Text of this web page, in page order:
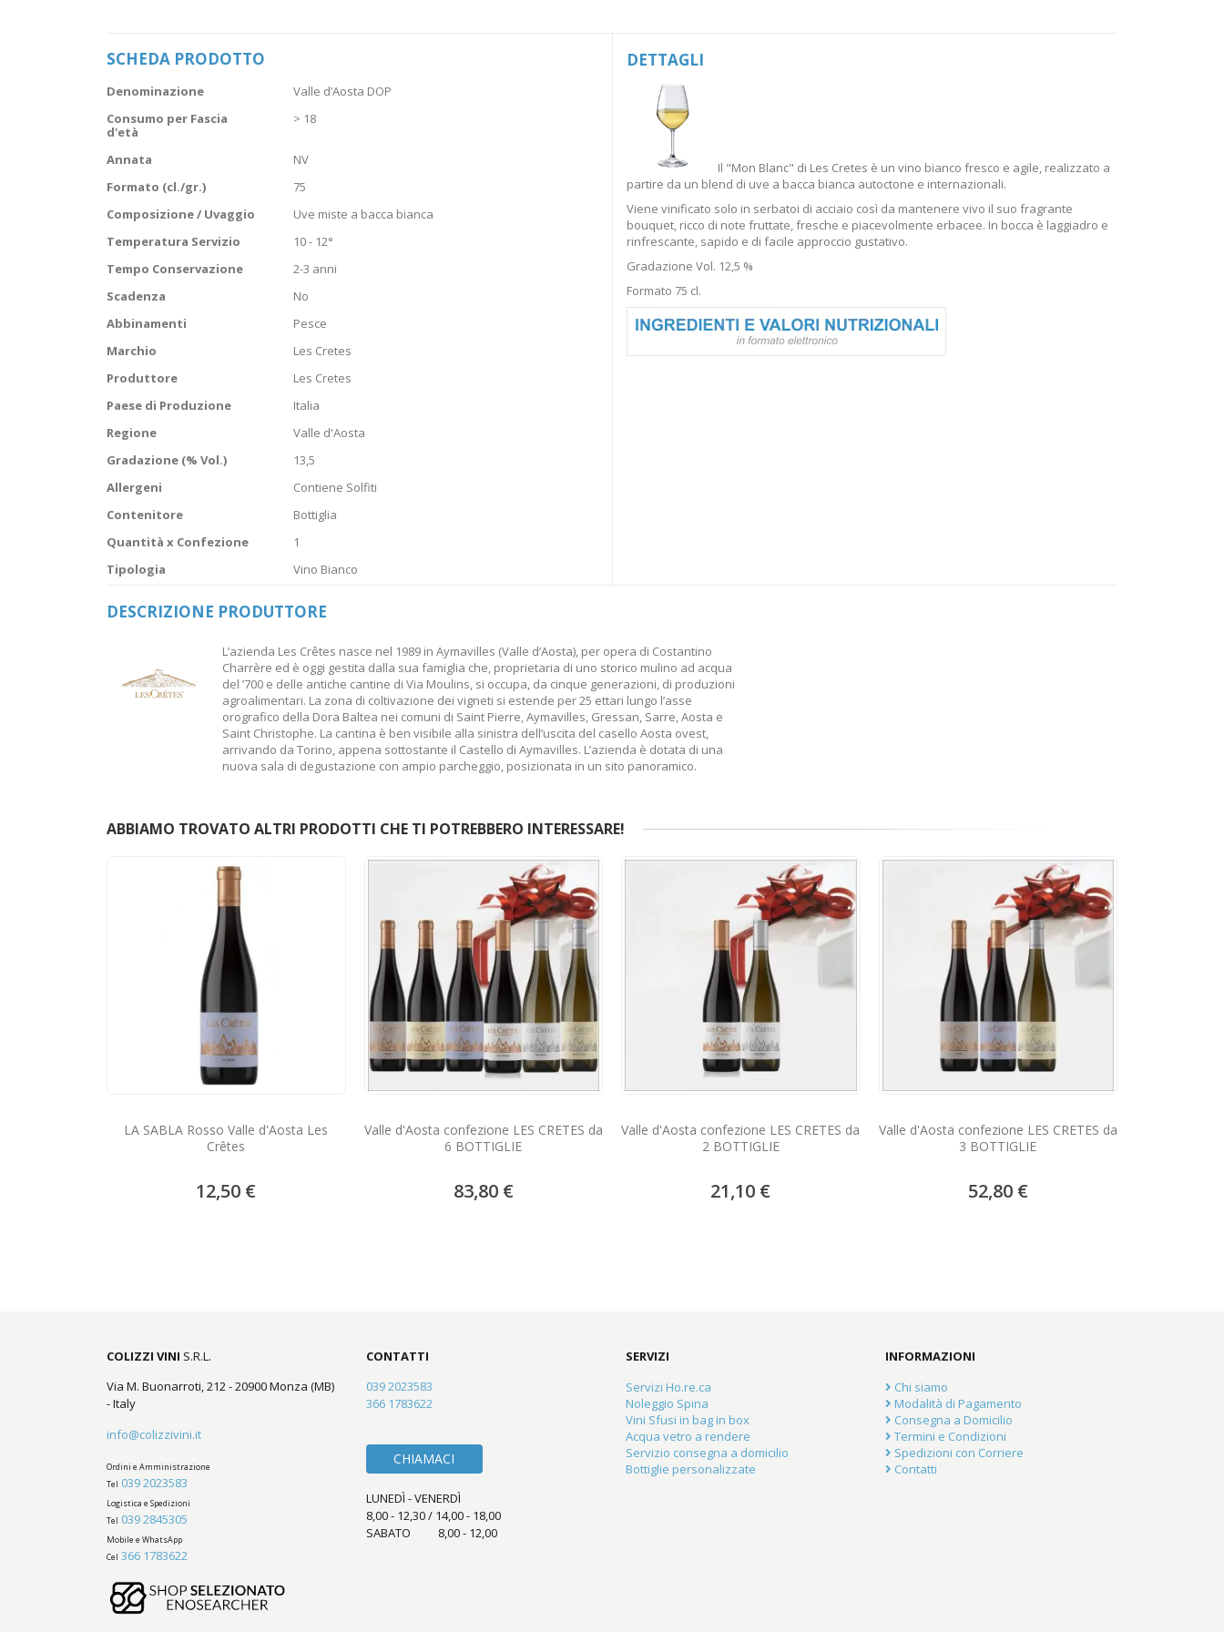
galleria
immagini
SCHEDA PRODOTTO
Scheda
Denominazione
Valle d’Aosta DOP
Consumo per Fascia
d'età
> 18
Annata
NV
Formato (cl./gr.)
75
Composizione / Uvaggio
Uve miste a bacca bianca
Temperatura Servizio
10 - 12°
Tempo Conservazione
2-3 anni
Scadenza
No
Abbinamenti
Pesce
Marchio
Les Cretes
Produttore
Les Cretes
Paese di Produzione
Italia
Regione
Valle d'Aosta
Gradazione (% Vol.)
13,5
Allergeni
Contiene Solfiti
Contenitore
Bottiglia
Quantità x Confezione
1
Tipologia
Vino Bianco
DETTAGLI
Il "Mon Blanc" di Les Cretes è un vino bianco fresco e agile, realizzato a
partire da un blend di uve a bacca bianca autoctone e internazionali.
Viene vinificato solo in serbatoi di acciaio così da mantenere vivo il suo fragrante
bouquet, ricco di note fruttate, fresche e piacevolmente erbacee. In bocca è laggiadro e
rinfrescante, sapido e di facile approccio gustativo.
Gradazione Vol. 12,5 %
Formato 75 cl.
DESCRIZIONE PRODUTTORE
L’azienda Les Crêtes nasce nel 1989 in Aymavilles (Valle d’Aosta), per opera di Costantino
Charrère ed è oggi gestita dalla sua famiglia che, proprietaria di uno storico mulino ad acqua
del ’700 e delle antiche cantine di Via Moulins, si occupa, da cinque generazioni, di produzioni
agroalimentari. La zona di coltivazione dei vigneti si estende per 25 ettari lungo l’asse
orografico della Dora Baltea nei comuni di Saint Pierre, Aymavilles, Gressan, Sarre, Aosta e
Saint Christophe. La cantina è ben visibile alla sinistra dell’uscita del casello Aosta ovest,
arrivando da Torino, appena sottostante il Castello di Aymavilles. L’azienda è dotata di una
nuova sala di degustazione con ampio parcheggio, posizionata in un sito panoramico.
ABBIAMO TROVATO ALTRI PRODOTTI CHE TI POTREBBERO INTERESSARE!
LA SABLA Rosso Valle d'Aosta Les
Crêtes
12,50 €
Valle d'Aosta confezione LES CRETES da
6 BOTTIGLIE
83,80 €
Valle d'Aosta confezione LES CRETES da
2 BOTTIGLIE
21,10 €
Valle d'Aosta confezione LES CRETES da
3 BOTTIGLIE
52,80 €
COLIZZI VINI S.R.L.
Via M. Buonarroti, 212 - 20900 Monza (MB)
- Italy
info@colizzivini.it
Ordini e Amministrazione
Tel 039 2023583
Logistica e Spedizioni
Tel 039 2845305
Mobile e WhatsApp
Cel 366 1783622
CONTATTI
039 2023583
366 1783622
CHIAMACI
LUNEDÌ - VENERDÌ
8,00 - 12,30 / 14,00 - 18,00
SABATO 8,00 - 12,00
SERVIZI
Servizi Ho.re.ca
Noleggio Spina
Vini Sfusi in bag in box
Acqua vetro a rendere
Servizio consegna a domicilio
Bottiglie personalizzate
INFORMAZIONI
Chi siamo
Modalità di Pagamento
Consegna a Domicilio
Termini e Condizioni
Spedizioni con Corriere
Contatti